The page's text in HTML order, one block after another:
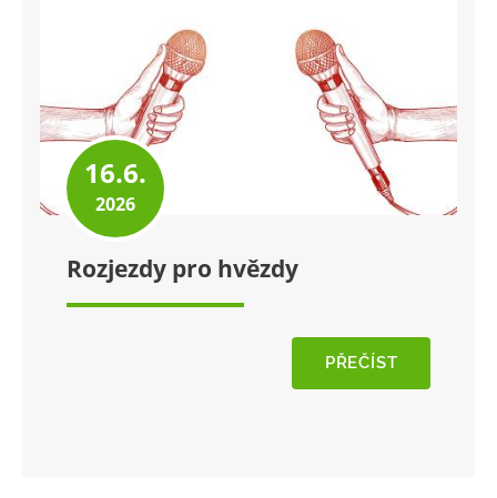
16.6.
2026
Rozjezdy pro hvězdy
PŘEČÍST